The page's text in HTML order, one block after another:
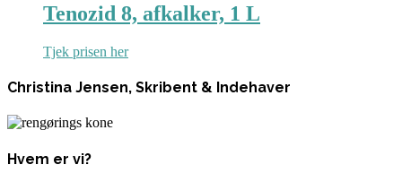
Tenozid 8, afkalker, 1 L
Tjek prisen her
Christina Jensen, Skribent & Indehaver
Hvem er vi?